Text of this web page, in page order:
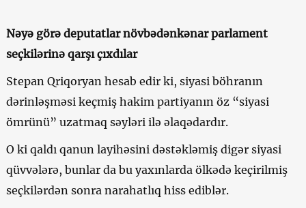
Nəyə görə deputatlar növbədənkənar parlament
seçkilərinə qarşı çıxdılar
Stepan Qriqoryan hesab edir ki, siyasi böhranın
dərinləşməsi keçmiş hakim partiyanın öz “siyasi
ömrünü” uzatmaq səyləri ilə əlaqədardır.
O ki qaldı qanun layihəsini dəstəkləmiş digər siyasi
qüvvələrə, bunlar da bu yaxınlarda ölkədə keçirilmiş
seçkilərdən sonra narahatlıq hiss ediblər.